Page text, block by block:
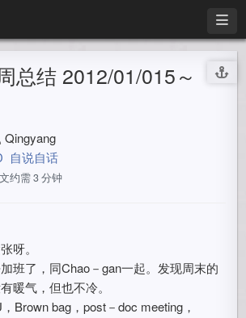
总结 2012/01/015～
Qingyang
自说自话
约需 3 分钟
呀。
班了，同Chao－gan一起。发现周末的
暖气，但也不冷。
Brown bag，post－doc meeting，